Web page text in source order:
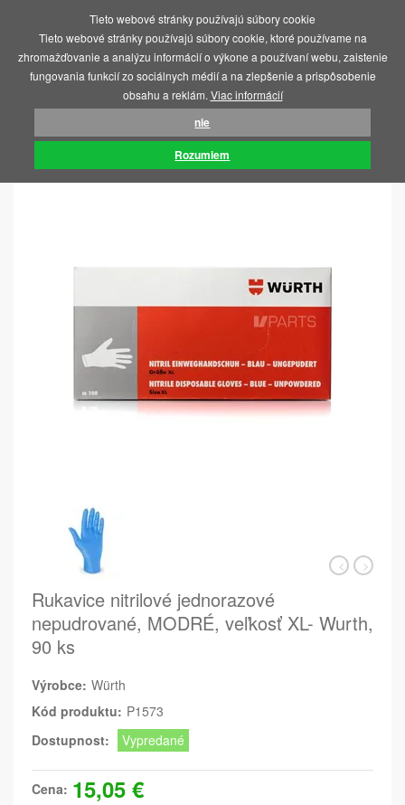
ÚVOD ZDRAVOTNÍCKY MATERIÁL RUKAVICE
Rukavice nitrilové jednorazové
nepudrované, MODRÉ, veľkosť XL- Wurth,
90 ks
Výrobce: Würth
Kód produktu: P1573
Dostupnost:
Vypredané
Cena: 15,05 €
Tieto webové stránky používajú súbory cookie
Tieto webové stránky používajú súbory cookie, ktoré používame na
zhromažďovanie a analýzu informácií o výkone a používaní webu, zaistenie
fungovania funkcií zo sociálnych médií a na zlepšenie a prispôsobenie
obsahu a reklám. Viac informácií
nie
Rozumiem